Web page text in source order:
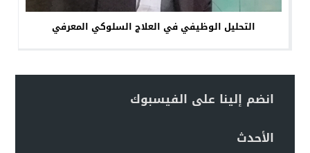
التحليل الوظيفي في العلاج السلوكي المعرفي
انضم إلينا على الفيسبوك
الأحدث